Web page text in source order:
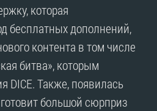
которая
бесплатных дополнений,
контента в том числе
битва», которым
DICE. Также, появилась
большой сюрприз